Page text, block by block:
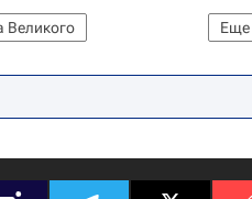
Еще
Великого